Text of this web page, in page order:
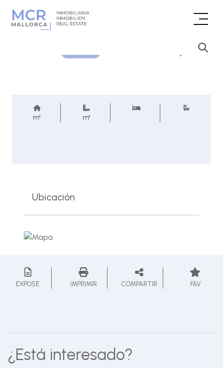
Consultar precio
m² m²
Ubicación
EXPOSE IMPRIMIR COMPARTIR FAV
¿Está interesado?